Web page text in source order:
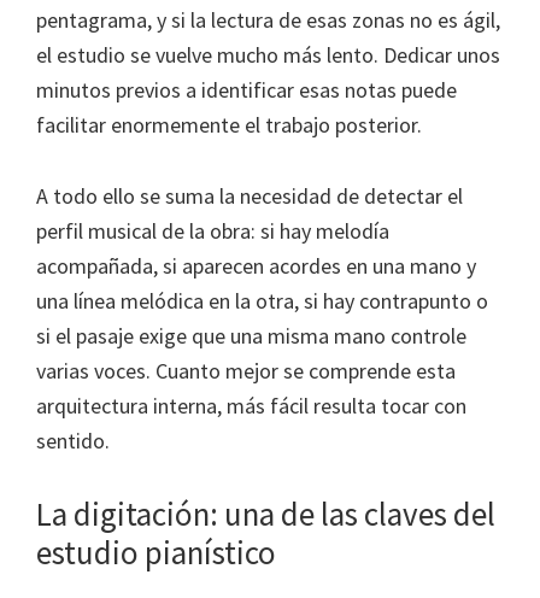
pentagrama, y si la lectura de esas zonas no es ágil,
el estudio se vuelve mucho más lento. Dedicar unos
minutos previos a identificar esas notas puede
facilitar enormemente el trabajo posterior.
A todo ello se suma la necesidad de detectar el
perfil musical de la obra: si hay melodía
acompañada, si aparecen acordes en una mano y
una línea melódica en la otra, si hay contrapunto o
si el pasaje exige que una misma mano controle
varias voces. Cuanto mejor se comprende esta
arquitectura interna, más fácil resulta tocar con
sentido.
La digitación: una de las claves del
estudio pianístico